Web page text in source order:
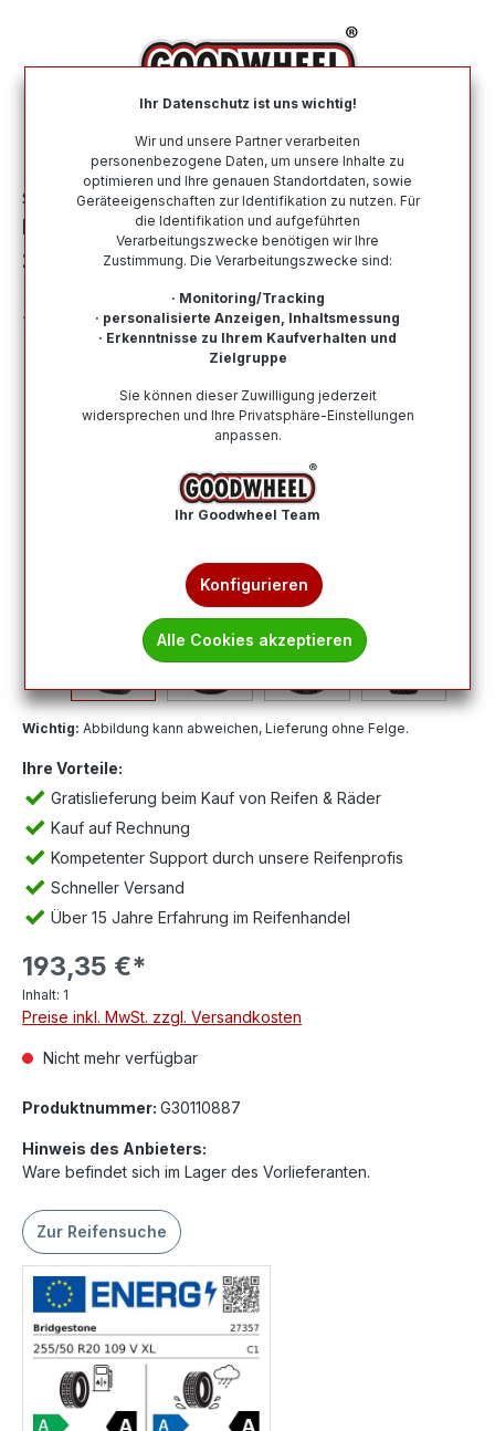
Sommerreifen Nach Größe 255 50 R20
BRIDGESTONE POTENZA SPORT
255/50R20 109V XL ENLITEN BSW
Wichtig: Abbildung kann abweichen, Lieferung ohne Felge.
Ihre Vorteile:
Gratislieferung beim Kauf von Reifen & Räder
Kauf auf Rechnung
Kompetenter Support durch unsere Reifenprofis
Schneller Versand
Über 15 Jahre Erfahrung im Reifenhandel
193,35 €*
Inhalt: 1
Preise inkl. MwSt. zzgl. Versandkosten
Nicht mehr verfügbar
Produktnummer: G30110887
Hinweis des Anbieters:
Ware befindet sich im Lager des Vorlieferanten.
Zur Reifensuche
Ihr Datenschutz ist uns wichtig!
Wir und unsere Partner verarbeiten
personenbezogene Daten, um unsere Inhalte zu
optimieren und Ihre genauen Standortdaten, sowie
Geräteeigenschaften zur Identifikation zu nutzen. Für
die Identifikation und aufgeführten
Verarbeitungszwecke benötigen wir Ihre
Zustimmung. Die Verarbeitungszwecke sind:
· Monitoring/Tracking
· personalisierte Anzeigen, Inhaltsmessung
· Erkenntnisse zu Ihrem Kaufverhalten und
Zielgruppe
Sie können dieser Zuwilligung jederzeit
widersprechen und Ihre Privatsphäre-Einstellungen
anpassen.
Ihr Goodwheel Team
Konfigurieren
Alle Cookies akzeptieren